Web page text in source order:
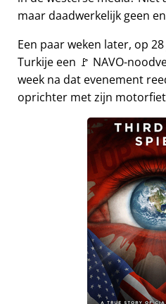
maar daadwerkelijk geen
Een paar weken later, op
Turkije een 🚩 NAVO-
week na dat evenement
oprichter met zijn